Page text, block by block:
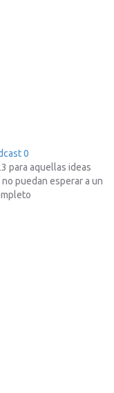
0
para aquellas ideas
puedan esperar a un